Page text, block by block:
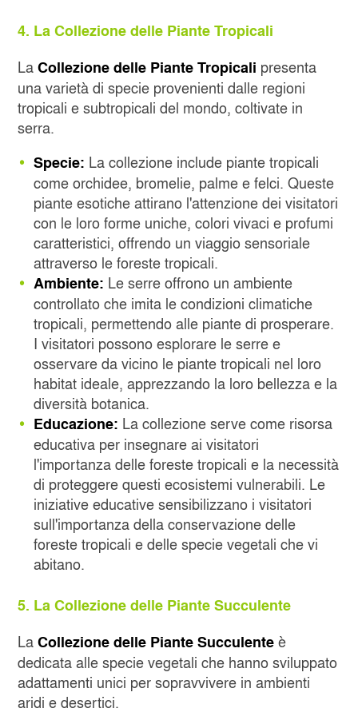
4. La Collezione delle Piante Tropicali
LaCollezione delle Piante Tropicali presenta
una varietà di specie provenienti dalle regioni
tropicali e subtropicali del mondo, coltivate in
serra.
Specie: La collezione include piante tropicali
come orchidee, bromelie, palme e felci. Queste
piante esotiche attirano l'attenzione dei visitatori
con le loro forme uniche, colori vivaci e profumi
caratteristici, offrendo un viaggio sensoriale
attraverso le foreste tropicali.
Ambiente: Le serre offrono un ambiente
controllato che imita le condizioni climatiche
tropicali, permettendo alle piante di prosperare.
I visitatori possono esplorare le serre e
osservare da vicino le piante tropicali nel loro
habitat ideale, apprezzando la loro bellezza e la
diversità botanica.
Educazione: La collezione serve come risorsa
educativa per insegnare ai visitatori
l'importanza delle foreste tropicali e la necessità
di proteggere questi ecosistemi vulnerabili. Le
iniziative educative sensibilizzano i visitatori
sull'importanza della conservazione delle
foreste tropicali e delle specie vegetali che vi
abitano.
5. La Collezione delle Piante Succulente
LaCollezione delle Piante Succulenteè
dedicata alle specie vegetali che hanno sviluppato
adattamenti unici per sopravvivere in ambienti
aridi e desertici.